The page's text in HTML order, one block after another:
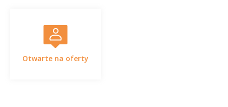
Otwarte na oferty